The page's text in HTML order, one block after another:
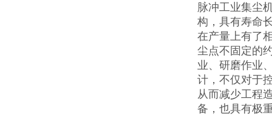
脉冲工业集尘
构，具有寿命
在产量上有了
尘点不固定的
业、研磨作业
计，不仅对于
从而减少工程
备，也具有极